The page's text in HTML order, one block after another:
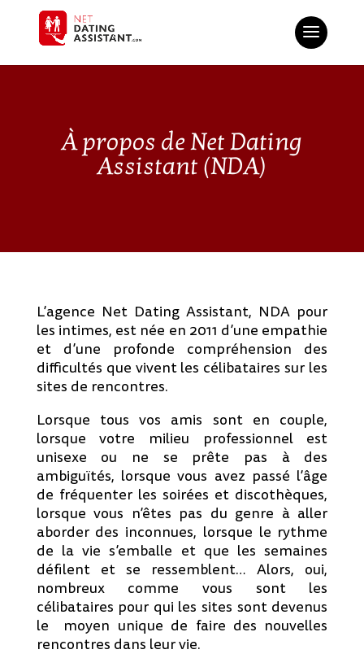
À propos de Net Dating
Assistant (NDA)
L’agence Net Dating Assistant, NDA pour
les intimes, est née en 2011 d’une empathie
et d’une profonde compréhension des
difficultés que vivent les célibataires sur les
sites de rencontres.
Lorsque tous vos amis sont en couple,
lorsque votre milieu professionnel est
unisexe ou ne se prête pas à des
ambiguïtés, lorsque vous avez passé l’âge
de fréquenter les soirées et discothèques,
lorsque vous n’êtes pas du genre à aller
aborder des inconnues, lorsque le rythme
de la vie s’emballe et que les semaines
défilent et se ressemblent… Alors, oui,
nombreux comme vous sont les
célibataires pour qui les sites sont devenus
le moyen unique de faire des nouvelles
rencontres dans leur vie.